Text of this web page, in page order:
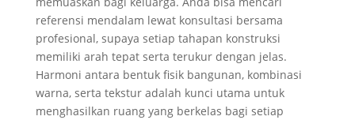
referensi mendalam lewat konsultasi bersama
profesional, supaya setiap tahapan konstruksi
memiliki arah tepat serta terukur dengan jelas.
Harmoni antara bentuk fisik bangunan, kombinasi
warna, serta tekstur adalah kunci utama untuk
menghasilkan ruang yang berkelas bagi setiap